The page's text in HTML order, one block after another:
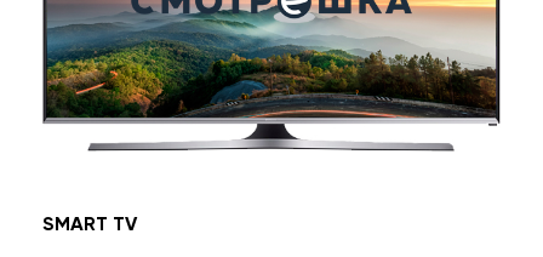
SMART TV